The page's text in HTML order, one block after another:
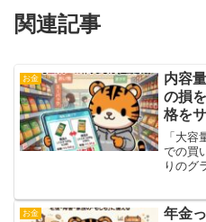
関連記事
お金
内容
の損
格を
ル【
「大
での買
りのグ
う！【
お金
年金